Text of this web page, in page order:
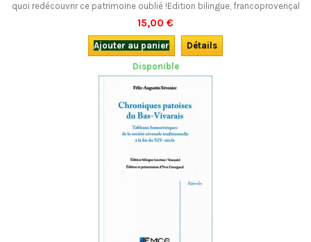
quoi redécouvrir ce patrimoine oublié !Edition bilingue, francoprovençal
(arpitan) et français, avec CD.
15,00 €
Ajouter au panier
Détails
Disponible